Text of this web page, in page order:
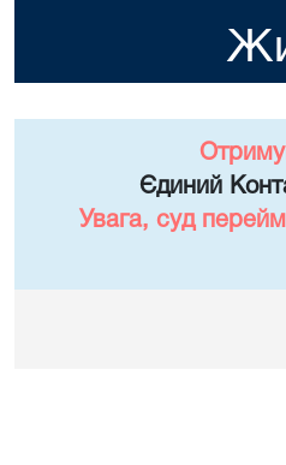
Єдиний
Увага, суд